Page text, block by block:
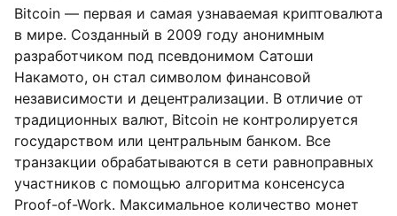
Bitcoin — первая и самая узнаваемая криптовалюта
в мире. Созданный в 2009 году анонимным
разработчиком под псевдонимом Сатоши
Накамото, он стал символом финансовой
независимости и децентрализации. В отличие от
традиционных валют, Bitcoin не контролируется
государством или центральным банком. Все
транзакции обрабатываются в сети равноправных
участников с помощью алгоритма консенсуса
Proof-of-Work. Максимальное количество монет